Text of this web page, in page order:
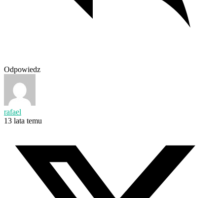
Odpowiedz
rafael
13 lata temu